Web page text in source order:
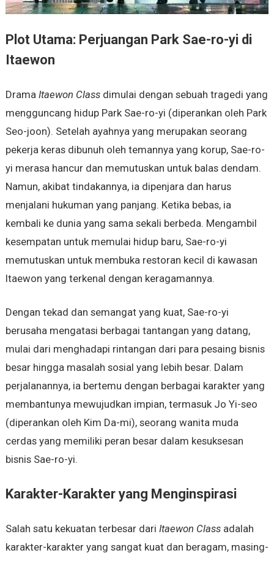
Plot Utama: Perjuangan Park Sae-ro-yi di
Itaewon
Drama Itaewon Classdimulai dengan sebuah tragedi yang
mengguncang hidup Park Sae-ro-yi (diperankan oleh Park
Seo-joon). Setelah ayahnya yang merupakan seorang
pekerja keras dibunuh oleh temannya yang korup, Sae-ro-
yi merasa hancur dan memutuskan untuk balas dendam.
Namun, akibat tindakannya, ia dipenjara dan harus
menjalani hukuman yang panjang. Ketika bebas, ia
kembali ke dunia yang sama sekali berbeda. Mengambil
kesempatan untuk memulai hidup baru, Sae-ro-yi
memutuskan untuk membuka restoran kecil di kawasan
Itaewon yang terkenal dengan keragamannya.
Dengan tekad dan semangat yang kuat, Sae-ro-yi
berusaha mengatasi berbagai tantangan yang datang,
mulai dari menghadapi rintangan dari para pesaing bisnis
besar hingga masalah sosial yang lebih besar. Dalam
perjalanannya, ia bertemu dengan berbagai karakter yang
membantunya mewujudkan impian, termasuk Jo Yi-seo
(diperankan oleh Kim Da-mi), seorang wanita muda
cerdas yang memiliki peran besar dalam kesuksesan
bisnis Sae-ro-yi.
Karakter-Karakter yang Menginspirasi
Salah satu kekuatan terbesar dari Itaewon Classadalah
karakter-karakter yang sangat kuat dan beragam, masing-